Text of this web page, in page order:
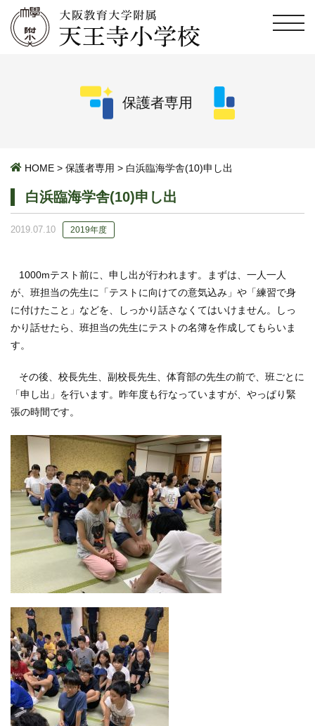
保護者専用
HOME > 保護者専用 > 白浜臨海学舎(10)申し出
白浜臨海学舎(10)申し出
2019.07.10 2019年度
1000mテスト前に、申し出が行われます。まずは、一人一人
が、班担当の先生に「テストに向けての意気込み」や「練習で身
に付けたこと」などを、しっかり話さなくてはいけません。しっ
かり話せたら、班担当の先生にテストの名簿を作成してもらいま
す。
その後、校長先生、副校長先生、体育部の先生の前で、班ごとに
「申し出」を行います。昨年度も行なっていますが、やっぱり緊
張の時間です。